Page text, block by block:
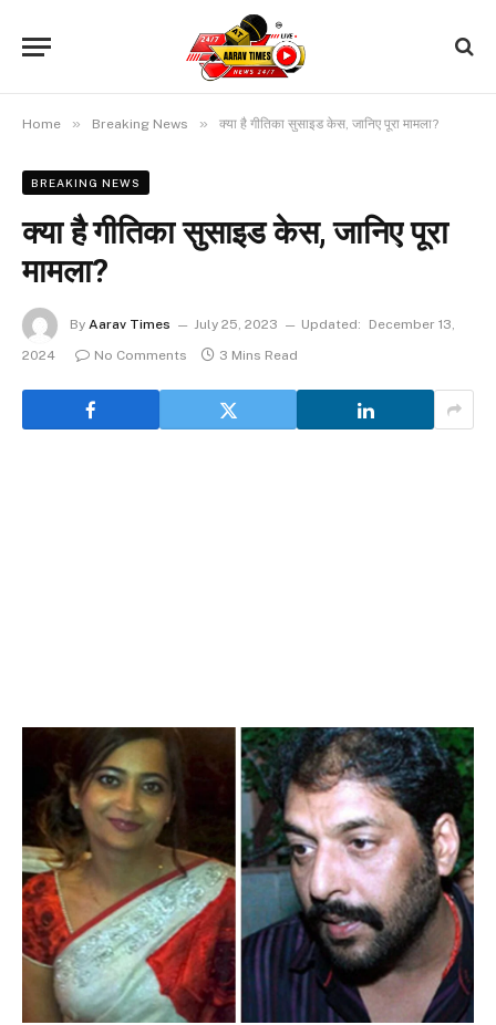
Home » Breaking News » क्या है गीतिका सुसाइड केस, जानिए पूरा मामला?
BREAKING NEWS
क्या है गीतिका सुसाइड केस, जानिए पूरा
मामला?
By Aarav Times July 25, 2023 Updated:
December 13,
2024
No Comments 3 Mins Read